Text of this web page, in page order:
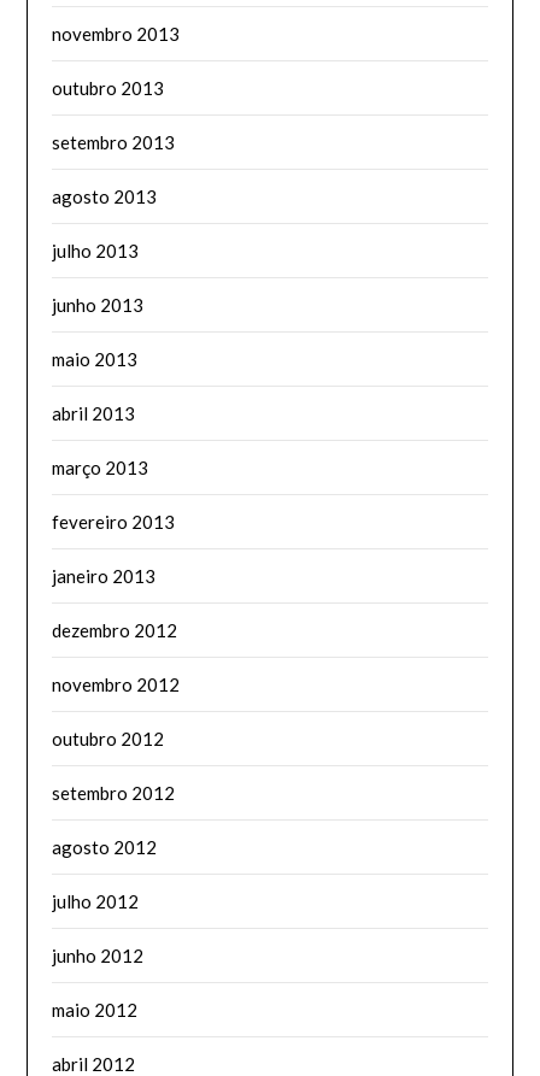
novembro 2013
outubro 2013
setembro 2013
agosto 2013
julho 2013
junho 2013
maio 2013
abril 2013
março 2013
fevereiro 2013
janeiro 2013
dezembro 2012
novembro 2012
outubro 2012
setembro 2012
agosto 2012
julho 2012
junho 2012
maio 2012
abril 2012